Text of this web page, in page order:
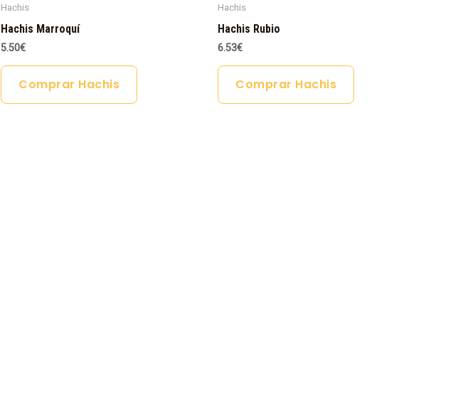
Hachis
Hachis Marroquí
5.50€
Comprar Hachis
Hachis
Hachis Rubio
6.53€
Comprar Hachis